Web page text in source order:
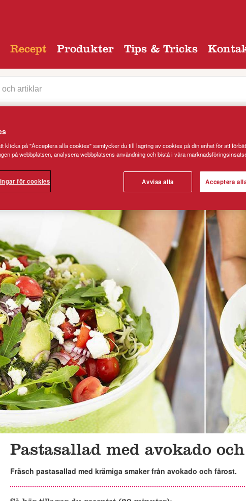
Recept Produkter Tips & Tricks
fårost
Pastasallad med avokado
Fräsch pastasallad med krämiga smaker från avokado och fårost.
klicka på "Acceptera alla cookies" samtycker du till lagring av cookies på din enhet för att
på webbplatsen, analysera webbplatsens användning och bistå i våra
för cookies Avvisa alla Acceptera